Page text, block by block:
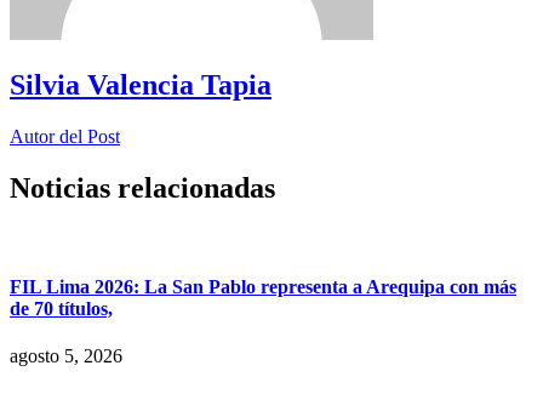
Silvia Valencia Tapia
Autor del Post
Noticias relacionadas
FIL Lima 2026: La San Pablo representa a Arequipa con más
de 70 títulos,
agosto 5, 2026